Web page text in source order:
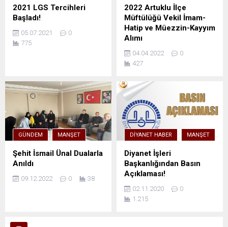
2021 LGS Tercihleri
Başladı!
05.07.2021
0
775
2022 Artuklu İlçe
Müftülüğü Vekil İmam-
Hatip ve Müezzin-Kayyım
Alımı
04.04.2022
0
427
GÜNDEM MANŞET
Şehit İsmail Ünal Dualarla
Anıldı
09.12.2022 0 38
DIYANET HABER MANŞET
Diyanet İşleri
Başkanlığından Basın
Açıklaması!
02.11.2020
0
1.215